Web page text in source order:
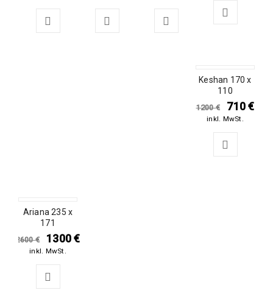
SALE
Keshan 170 x
110
1200€ 710€
inkl. MwSt.
SALE
Ariana 235 x
171
2600€ 1300€
inkl. MwSt.